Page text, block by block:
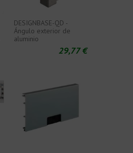
DESIGNBASE-QD -
Ángulo exterior de
aluminio
29,77 €